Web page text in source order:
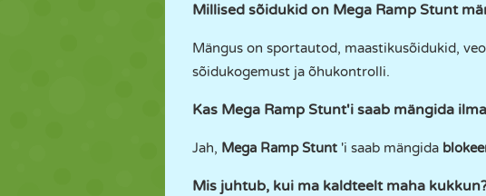
Millised sõidukid on Mega Ramp Stunt
Mängus on sportautod, maastikusõidukid,
sõidukogemust ja õhukontrolli.
Kas Mega Ramp Stunt'i saab mängida
Jah, Mega Ramp Stunt 'i saab mängida
Mis juhtub, kui ma kaldteelt maha